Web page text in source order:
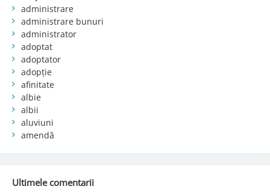
administrare
administrare bunuri
administrator
adoptat
adoptator
adopție
afinitate
albie
albii
aluviuni
amendă
Ultimele comentarii